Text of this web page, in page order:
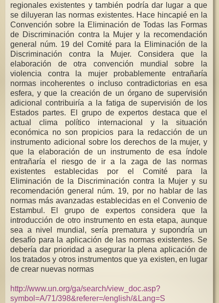
regionales existentes y también podría dar lugar a que
se diluyeran las normas existentes. Hace hincapié en la
Convención sobre la Eliminación de Todas las Formas
de Discriminación contra la Mujer y la recomendación
general núm. 19 del Comité para la Eliminación de la
Discriminación contra la Mujer. Considera que la
elaboración de otra convención mundial sobre la
violencia contra la mujer probablemente entrañaría
normas incoherentes o incluso contradictorias en esa
esfera, y que la creación de un órgano de supervisión
adicional contribuiría a la fatiga de supervisión de los
Estados partes. El grupo de expertos destaca que el
actual clima político internacional y la situación
económica no son propicios para la redacción de un
instrumento adicional sobre los derechos de la mujer, y
que la elaboración de un instrumento de esa índole
entrañaría el riesgo de ir a la zaga de las normas
existentes establecidas por el Comité para la
Eliminación de la Discriminación contra la Mujer y su
recomendación general núm. 19, por no hablar de las
normas más avanzadas establecidas en el Convenio de
Estambul. El grupo de expertos considera que la
introducción de otro instrumento en esta etapa, aunque
sea a nivel mundial, sería prematura y supondría un
desafío para la aplicación de las normas existentes. Se
debería dar prioridad a asegurar la plena aplicación de
los tratados y otros instrumentos que ya existen, en lugar
de crear nuevas normas
http://www.un.org/ga/search/view_doc.asp?
symbol=A/71/398&referer=/english/&Lang=S